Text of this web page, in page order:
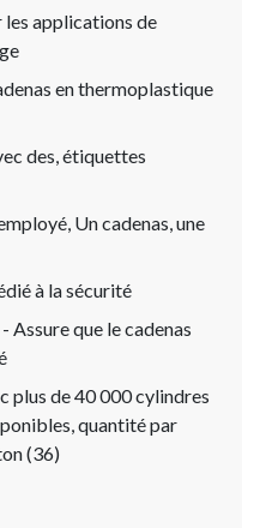
les applications de
en thermoplastique
des, étiquettes
Un cadenas, une
à la sécurité
Assure que le cadenas
plus de 40 000 cylindres
quantité par
(36)